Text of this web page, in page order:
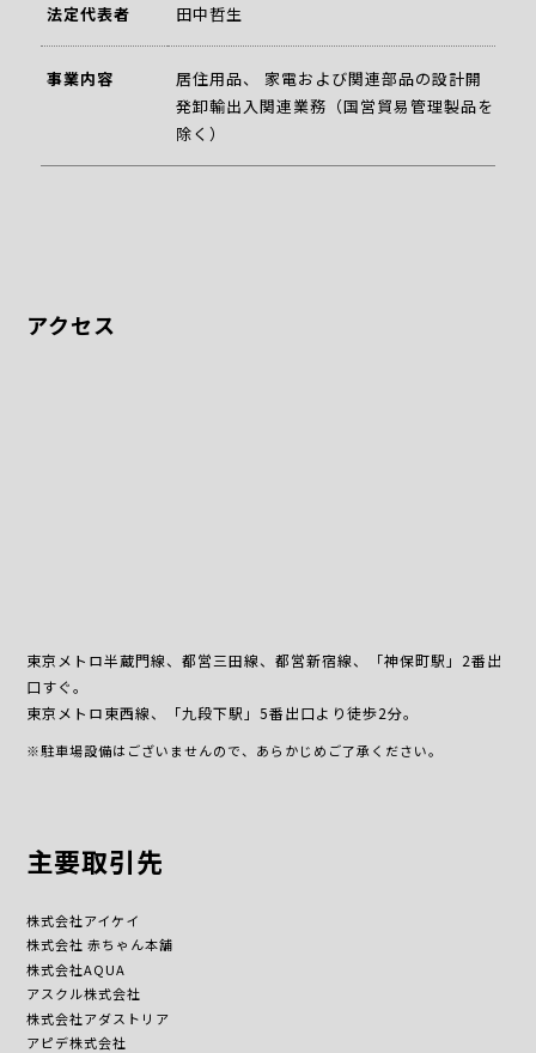
法定代表者 田中哲生
事業内容
居住用品、 家電および関連部品の設計開
発卸輸出入関連業務（国営貿易管理製品を
除く）
アクセス
東京メトロ半蔵門線、都営三田線、都営新宿線、「神保町駅」2番出
口すぐ。
東京メトロ東西線、「九段下駅」5番出口より徒歩2分。
※駐車場設備はございませんので、あらかじめご了承ください。
主要取引先
株式会社アイケイ
株式会社 赤ちゃん本舗
株式会社AQUA
アスクル株式会社
株式会社アダストリア
アピデ株式会社